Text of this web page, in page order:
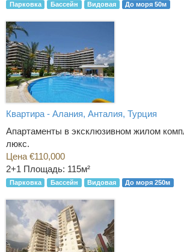
Парковка Бассейн Видовая До моря 50м
Квартира - Алания, Анталия, Турция
Апартаменты в эксклюзивном жилом
люкс.
Цена €110,000
2+1 Площадь: 115м²
Парковка Бассейн Видовая До моря 250м